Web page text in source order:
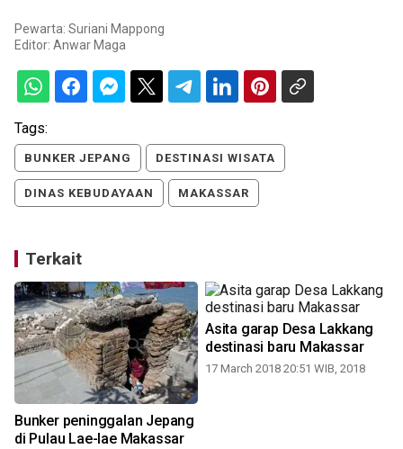
Pewarta: Suriani Mappong
Editor: Anwar Maga
Tags:
BUNKER JEPANG DESTINASI WISATA
DINAS KEBUDAYAAN MAKASSAR
Terkait
Bunker peninggalan Jepang
di Pulau Lae-lae Makassar
Asita garap Desa Lakkang
destinasi baru Makassar
17 March 2018 20:51 WIB, 2018